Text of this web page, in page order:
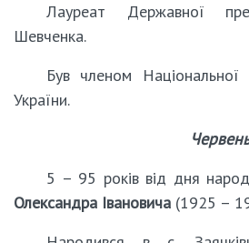
Лауреат Державної
Шевченка.
Був членом Національної
України.
Червень
5 – 95 років від дня
Олександра Івановича (1925 –